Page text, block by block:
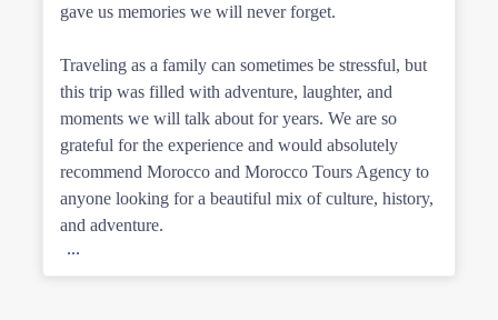
gave us memories we will never forget.
Traveling as a family can sometimes be stressful, but
this trip was filled with adventure, laughter, and
moments we will talk about for years. We are so
grateful for the experience and would absolutely
recommend Morocco and Morocco Tours Agency to
anyone looking for a beautiful mix of culture, history,
and adventure.
...